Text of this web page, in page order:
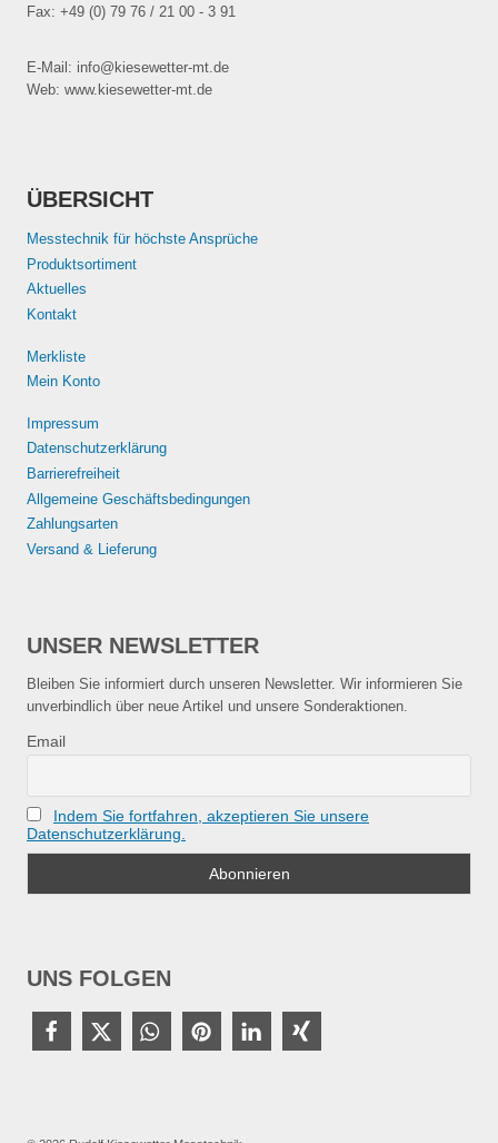
Fax: +49 (0) 79 76 / 21 00 - 3 91
E-Mail: info@kiesewetter-mt.de
Web: www.kiesewetter-mt.de
ÜBERSICHT
Messtechnik für höchste Ansprüche
Produktsortiment
Aktuelles
Kontakt
Merkliste
Mein Konto
Impressum
Datenschutzerklärung
Barrierefreiheit
Allgemeine Geschäftsbedingungen
Zahlungsarten
Versand & Lieferung
UNSER NEWSLETTER
Bleiben Sie informiert durch unseren Newsletter. Wir informieren Sie
unverbindlich über neue Artikel und unsere Sonderaktionen.
Email
Indem Sie fortfahren, akzeptieren Sie unsere
Datenschutzerklärung.
UNS FOLGEN